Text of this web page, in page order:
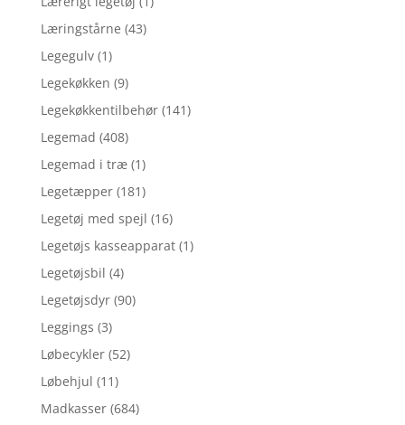
Læringstårne (43)
Legegulv (1)
Legekøkken (9)
Legekøkkentilbehør (141)
Legemad (408)
Legemad i træ (1)
Legetæpper (181)
Legetøj med spejl (16)
Legetøjs kasseapparat (1)
Legetøjsbil (4)
Legetøjsdyr (90)
Leggings (3)
Løbecykler (52)
Løbehjul (11)
Madkasser (684)